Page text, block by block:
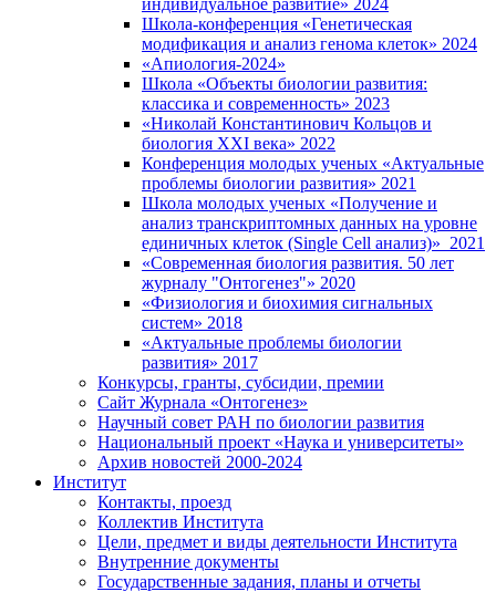
индивидуальное развитие» 2024
Школа-конференция «Генетическая
модификация и анализ генома клеток» 2024
«Апиология-2024»
Школа «Объекты биологии развития:
классика и современность» 2023
«Николай Константинович Кольцов и
биология XXI века» 2022
Конференция молодых ученых «Актуальные
проблемы биологии развития» 2021
Школа молодых ученых «Получение и
анализ транскриптомных данных на уровне
единичных клеток (Single Cell анализ)» 2021
«Современная биология развития. 50 лет
журналу "Онтогенез"» 2020
«Физиология и биохимия сигнальных
систем» 2018
«Актуальные проблемы биологии
развития» 2017
Конкурсы, гранты, субсидии, премии
Сайт Журнала «Онтогенез»
Научный совет РАН по биологии развития
Национальный проект «Наука и университеты»
Архив новостей 2000-2024
Институт
Контакты, проезд
Коллектив Института
Цели, предмет и виды деятельности Института
Внутренние документы
Государственные задания, планы и отчеты